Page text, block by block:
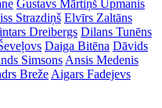
Gustavs Mārtiņš Upmanis
Strazdiņš Elvīrs Zaltāns
Dreibergs Dilans Tunēns
Daiga Bitēna Dāvids
Simsons Ansis Medenis
Breže Aigars Fadejevs